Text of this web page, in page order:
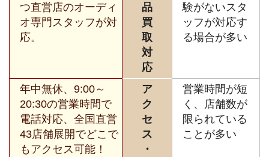
つ直営店のオーディ
オ専門スタッフが対
応。
品
買
取
対
応
験がないスタ
ッフが対応す
る場合が多い
年中無休、9:00～
20:30の営業時間で
電話対応、全国直営
43店舗展開でどこで
もアクセス可能！
ア
ク
セ
ス
・
営業時間が短
く、店舗数が
限られている
ことが多い